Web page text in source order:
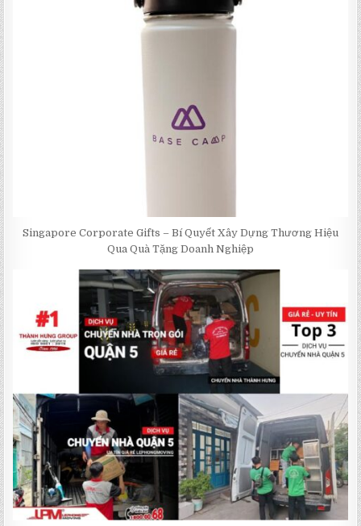
Singapore Corporate Gifts – Bí Quyết Xây Dựng Thương Hiệu
Qua Quà Tặng Doanh Nghiệp